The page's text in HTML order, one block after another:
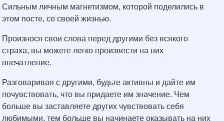
Сильным личным магнетизмом, которой поделились в
этом посте, со своей жизнью.
Произнося свои слова перед другими без всякого
страха, вы можете легко произвести на них
впечатление.
Разговаривая с другими, будьте активны и дайте им
почувствовать, что вы придаете им значение. Чем
больше вы заставляете других чувствовать себя
любимыми, тем больше вы начинаете оказывать на них